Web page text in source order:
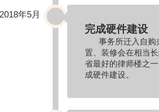
2018年5月
完成硬件建设
事务所迁入自购
置、装修会在相当
省最好的律师楼之
成硬件建设。